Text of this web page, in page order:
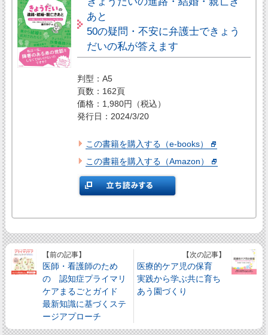
あと
50の疑問・不安に弁護士できょう
だいの私が答えます
判型：A5
頁数：162頁
価格：1,980円（税込）
発行日：2024/3/20
この書籍を購入する（e-books）
この書籍を購入する（Amazon）
【前の記事】
医師・看護師のため
の 認知症プライマリ
ケアまるごとガイド
最新知識に基づくステ
ージアプローチ
【次の記事】
医療的ケア児の保育
実践から学ぶ共に育ち
あう園づくり